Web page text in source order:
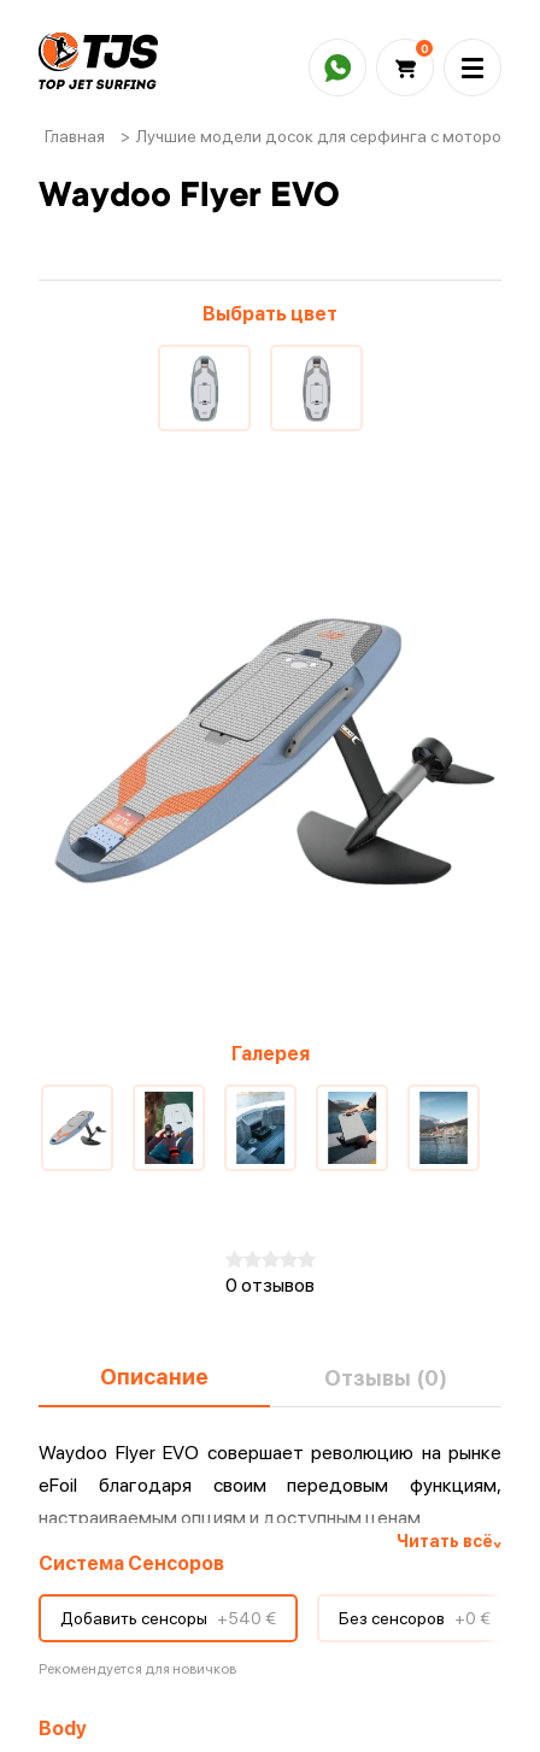
0
Главная > Лучшие модели досок для серфинга с мотором
Waydoo Flyer EVO
Выбрать цвет
Галерея
0 отзывов
Описание Отзывы (0)
Waydoo Flyer EVO совершает революцию на рынке
eFoil благодаря своим передовым функциям,
настраиваемым опциям и доступным ценам.
Читать всё^
Система Сенсоров
Добавить сенсоры +540 € Без сенсоров +0 €
Рекомендуется для новичков
Body